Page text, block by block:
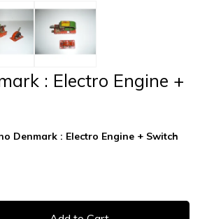
: Electro Engine +
Denmark : Electro Engine + Switch